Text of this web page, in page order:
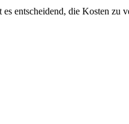
entscheidend, die Kosten zu